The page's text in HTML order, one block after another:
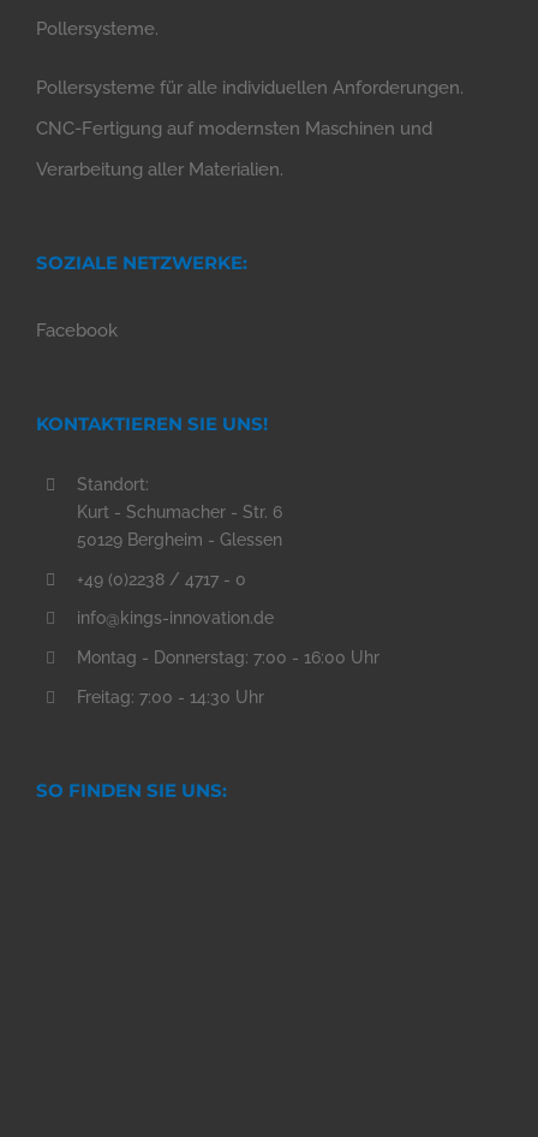
Pollersysteme.
Pollersysteme für alle individuellen Anforderungen.
CNC-Fertigung auf modernsten Maschinen und
Verarbeitung aller Materialien.
SOZIALE NETZWERKE:
Facebook
KONTAKTIEREN SIE UNS!
Standort:
Kurt - Schumacher - Str. 6
50129 Bergheim - Glessen
+49 (0)2238 / 4717 - 0
info@kings-innovation.de
Montag - Donnerstag: 7:00 - 16:00 Uhr
Freitag: 7:00 - 14:30 Uhr
SO FINDEN SIE UNS: